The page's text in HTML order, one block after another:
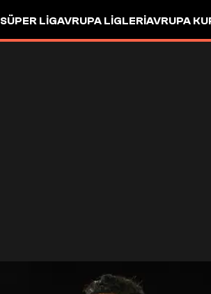
SÜPER LIGAVRUPA LIGLERIAVRUPA